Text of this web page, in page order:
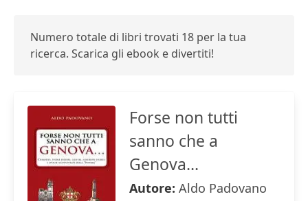
Numero totale di libri trovati 18 per la tua
ricerca. Scarica gli ebook e divertiti!
Forse non tutti
sanno che a
Genova...
Autore: Aldo Padovano